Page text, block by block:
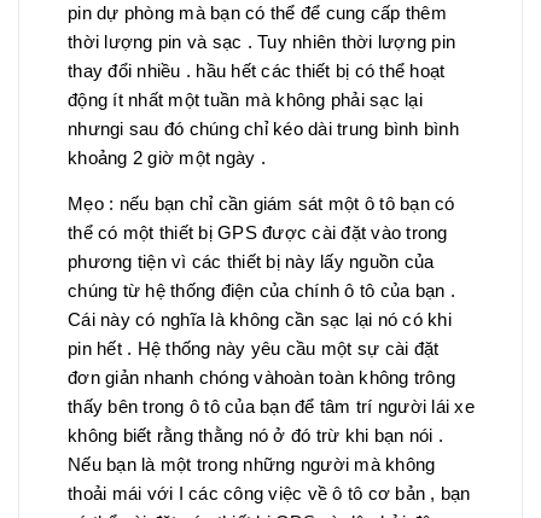
pin dự phòng mà bạn có thể để cung cấp thêm
thời lượng pin và sạc . Tuy nhiên thời lượng pin
thay đổi nhiều . hầu hết các thiết bị có thể hoạt
động ít nhất một tuần mà không phải sạc lại
nhưngi sau đó chúng chỉ kéo dài trung bình bình
khoảng 2 giờ một ngày .
Mẹo : nếu bạn chỉ cần giám sát một ô tô bạn có
thể có một thiết bị GPS được cài đặt vào trong
phương tiện vì các thiết bị này lấy nguồn của
chúng từ hệ thống điện của chính ô tô của bạn .
Cái này có nghĩa là không cần sạc lại nó có khi
pin hết . Hệ thống này yêu cầu một sự cài đặt
đơn giản nhanh chóng vàhoàn toàn không trông
thấy bên trong ô tô của bạn để tâm trí người lái xe
không biết rằng thằng nó ở đó trừ khi bạn nói .
Nếu bạn là một trong những người mà không
thoải mái với I các công việc về ô tô cơ bản , bạn